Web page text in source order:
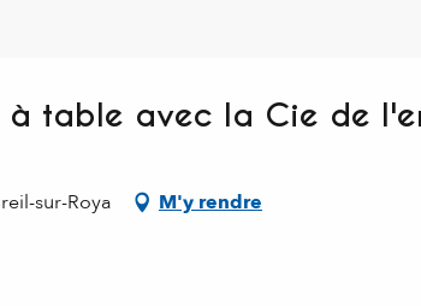
à table avec la Cie de
sur-Roya
M'y rendre